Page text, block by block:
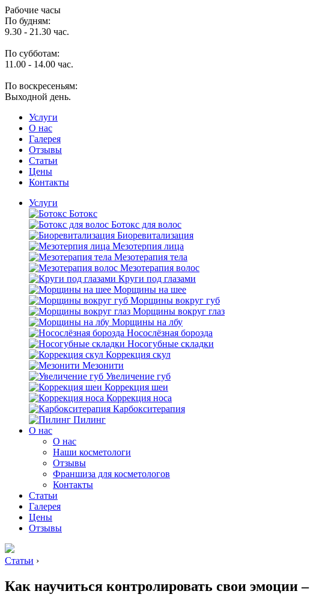
Рабочие часы
По будням:
9.30 - 21.30 час.
По субботам:
11.00 - 14.00 час.
По воскресеньям:
Выходной день.
Услуги
O нас
Галерея
Отзывы
Статьи
Цены
Контакты
Услуги
Ботокс
Ботокс для волос
Биоревитализация
Мезотерпия лица
Мезотерапия тела
Мезотерапия волос
Круги под глазами
Морщины на шее
Морщины вокруг губ
Морщины вокруг глаз
Морщины на лбу
Носослёзная борозда
Носогубные складки
Коррекция скул
Мезонити
Увеличение губ
Коррекция шеи
Коррекция носа
Карбокситерапия
Пилинг
O нас
O нас
Наши косметологи
Отзывы
Франшиза для косметологов
Контакты
Статьи
Галерея
Цены
Отзывы
Статьи ›
Как научиться контролировать свои эмоции